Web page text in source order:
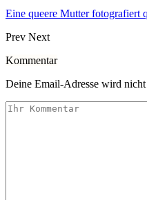
Eine queere Mutter fotografiert
Prev Next
Kommentar
Deine Email-Adresse wird